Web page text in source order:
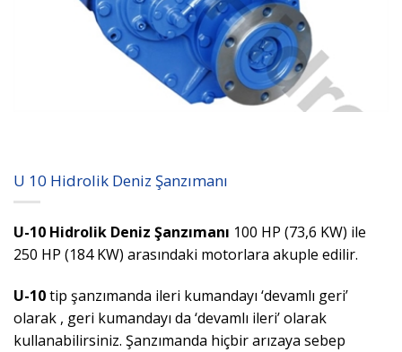
U 10 Hidrolik Deniz Şanzımanı
U-10 Hidrolik Deniz Şanzımanı 100 HP (73,6 KW) ile
250 HP (184 KW) arasındaki motorlara akuple edilir.
U-10tip şanzımanda ileri kumandayı ‘devamlı geri’
olarak , geri kumandayı da ‘devamlı ileri’ olarak
kullanabilirsiniz. Şanzımanda hiçbir arızaya sebep